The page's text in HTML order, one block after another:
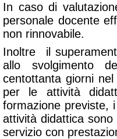
In caso di
personale docente
non rinnovabile.
Inoltre il
allo svolgimento
centottanta giorni
per le attività
formazione previste,
attività didattica
servizio con